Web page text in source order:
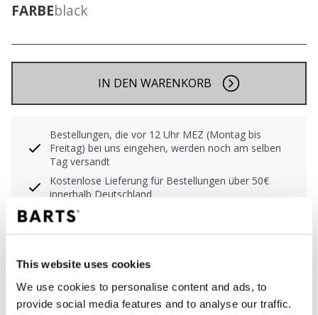
This website uses cookies
We use cookies to personalise content and ads, to
provide social media features and to analyse our traffic.
FARBEblack
IN DEN WARENKORB
Bestellungen, die vor 12 Uhr MEZ (Montag bis
Freitag) bei uns eingehen, werden noch am selben
Tag versandt
Kostenlose Lieferung für Bestellungen über 50€
innerhalb Deutschland
30 Tage Rückgaberecht
Maxi-Sommerkleid